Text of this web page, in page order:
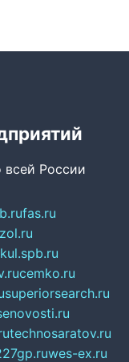
всей России
fas.ru
cemko.ru
superiorsearch.ru
technosaratov.ru
wes-ex.ru